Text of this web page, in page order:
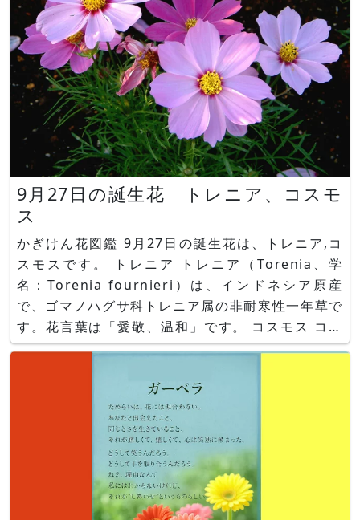
9月27日の誕生花 トレニア、コスモ
ス
かぎけん花図鑑 9月27日の誕生花は、トレニア,コ
スモスです。 トレニア トレニア（Torenia、学
名：Torenia fournieri）は、インドネシア原産
で、ゴマノハグサ科トレニア属の非耐寒性一年草で
す。花言葉は「愛敬、温和」です。 コスモス コス
モス（Cosmos 、学名：Cosmos bipinnatus）
一年草です。花言葉は「調和」で